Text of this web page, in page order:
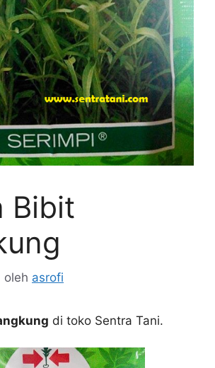
Bibit
oleh asrofi
di toko Sentra Tani.